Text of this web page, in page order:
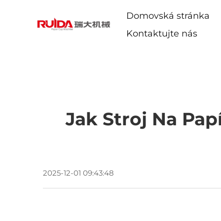
Domovská stránka
Kontaktujte nás
Jak Stroj Na
2025-12-01 09:43:48